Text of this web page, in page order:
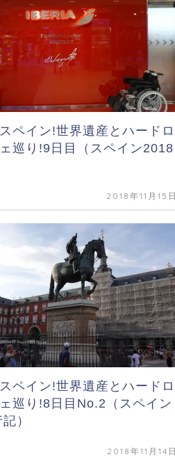
ペイン!世界遺産とハードロ
巡り!9日目（スペイン2018
2018年11月15
ペイン!世界遺産とハードロ
巡り!8日目No.2（スペイン
）
2018年11月14